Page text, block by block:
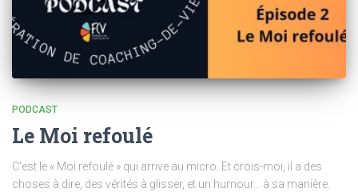
PODCAST
Le Moi refoulé
C’est le « Moi refoulé » qui arrive au micro. Et crois-moi, il a des
choses à dire, des vérités à glisser, et un humour… à sa manière.